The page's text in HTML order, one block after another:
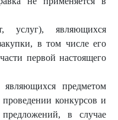
услуг), являющихся
в том числе его
первой настоящего
являющихся предметом
проведении конкурсов и
в случае